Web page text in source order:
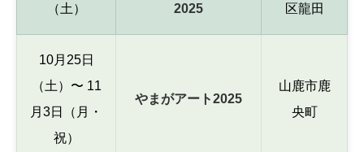
（土）
2025
区龍田
10月25日
（土）〜 11
月3日（月・
祝）
やまがアート2025
山鹿市鹿
央町